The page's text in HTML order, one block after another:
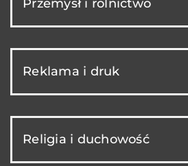
Przemysł i rolnictwo
Reklama i druk
Religia i duchowość